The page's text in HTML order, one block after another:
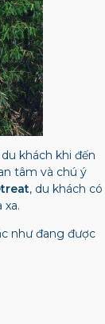
khách khi đến
tâm và chú ý
, du khách có
như đang được